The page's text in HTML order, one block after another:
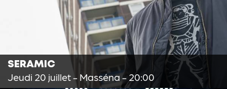
SERAMIC
Jeudi 20 juillet- Masséna - 20:00